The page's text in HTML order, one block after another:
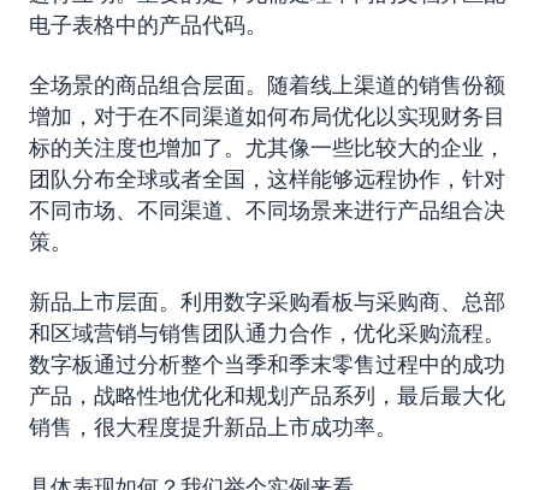
电子表格中的产品代码。
全场景的商品组合层面。随着线上渠道的销售份额
增加，对于在不同渠道如何布局优化以实现财务目
标的关注度也增加了。尤其像一些比较大的企业，
团队分布全球或者全国，这样能够远程协作，针对
不同市场、不同渠道、不同场景来进行产品组合决
策。
新品上市层面。利用数字采购看板与采购商、总部
和区域营销与销售团队通力合作，优化采购流程。
数字板通过分析整个当季和季末零售过程中的成功
产品，战略性地优化和规划产品系列，最后最大化
销售，很大程度提升新品上市成功率。